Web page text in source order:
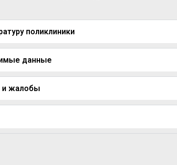
поликлиники
данные
и жалобы